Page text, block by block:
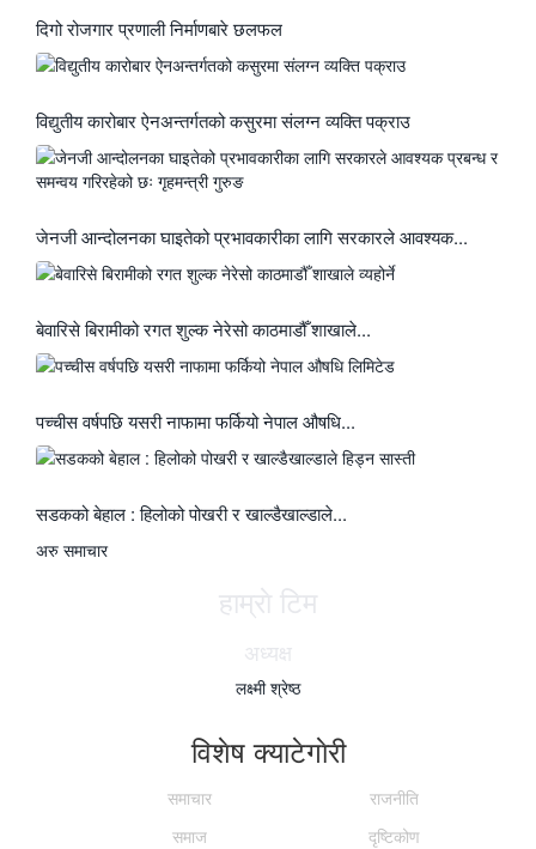
दिगो रोजगार प्रणाली निर्माणबारे छलफल
विद्युतीय कारोबार ऐनअन्तर्गतको कसुरमा संलग्न व्यक्ति पक्राउ
जेनजी आन्दोलनका घाइतेको प्रभावकारीका लागि सरकारले आवश्यक...
बेवारिसे बिरामीको रगत शुल्क नेरेसो काठमाडौँ शाखाले...
पच्चीस वर्षपछि यसरी नाफामा फर्कियो नेपाल औषधि...
सडकको बेहाल : हिलोको पोखरी र खाल्डैखाल्डाले...
अरु समाचार
हाम्राे टिम
अध्यक्ष
लक्ष्मी श्रेष्ठ
विशेष क्याटेगाेरी
समाचार
राजनीति
समाज
दृष्टिकोण